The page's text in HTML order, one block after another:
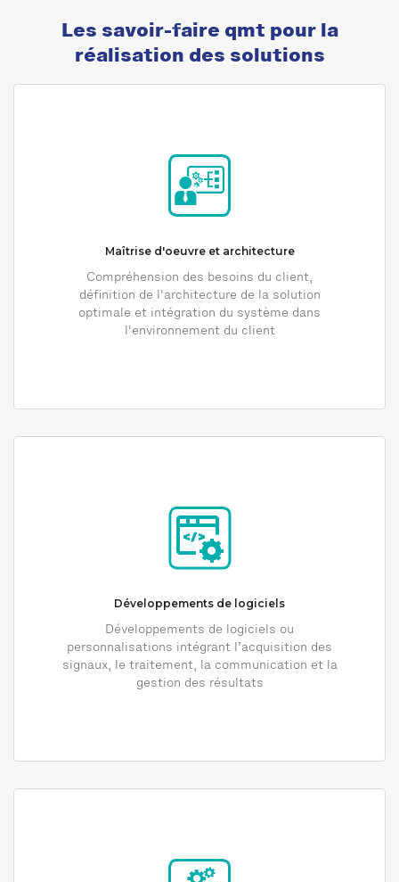
Les savoir-faire qmt pour la
réalisation des solutions
Maîtrise d'oeuvre et architecture
Compréhension des besoins du client,
définition de l'architecture de la solution
optimale et intégration du système dans
l'environnement du client
Développements de logiciels
Développements de logiciels ou
personnalisations intégrant l’acquisition des
signaux, le traitement, la communication et la
gestion des résultats